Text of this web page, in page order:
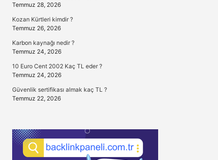
Temmuz 28, 2026
Kozan Kürtleri kimdir ?
Temmuz 26, 2026
Karbon kaynağı nedir ?
Temmuz 24, 2026
10 Euro Cent 2002 Kaç TL eder ?
Temmuz 24, 2026
Güvenlik sertifikası almak kaç TL ?
Temmuz 22, 2026